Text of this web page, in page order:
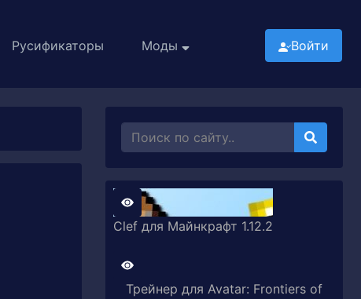
Русификаторы Моды Войти
Clef для Майнкрафт 1.12.2
Трейнер для Avatar: Frontiers of